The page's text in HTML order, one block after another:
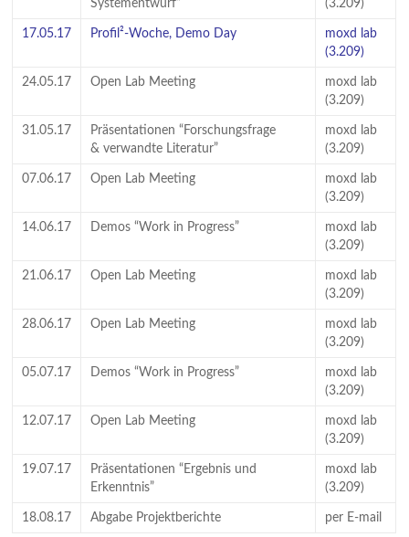
Systementwurf” (3.209)
17.05.17 Profil²-Woche, Demo Day
moxd lab
(3.209)
24.05.17 Open Lab Meeting
moxd lab
(3.209)
31.05.17
Präsentationen “Forschungsfrage
& verwandte Literatur”
moxd lab
(3.209)
07.06.17 Open Lab Meeting
moxd lab
(3.209)
14.06.17 Demos “Work in Progress”
moxd lab
(3.209)
21.06.17 Open Lab Meeting
moxd lab
(3.209)
28.06.17 Open Lab Meeting
moxd lab
(3.209)
05.07.17 Demos “Work in Progress”
moxd lab
(3.209)
12.07.17 Open Lab Meeting
moxd lab
(3.209)
19.07.17
Präsentationen “Ergebnis und
Erkenntnis”
moxd lab
(3.209)
18.08.17 Abgabe Projektberichte per E-mail